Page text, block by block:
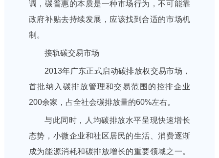
调，碳普惠的本质是一种市场行为，不可能靠
政府补贴去持续发展，应该找到合适的市场机
制。
接轨碳交易市场
2013年广东正式启动碳排放权交易市场，
首批纳入碳排放管理和交易范围的控排企业
200余家，占全社会碳排放量的60%左右。
与此同时，人均碳排放水平呈现快速增长
态势，小微企业和社区居民的生活、消费逐渐
成为能源消耗和碳排放增长的重要领域之一。